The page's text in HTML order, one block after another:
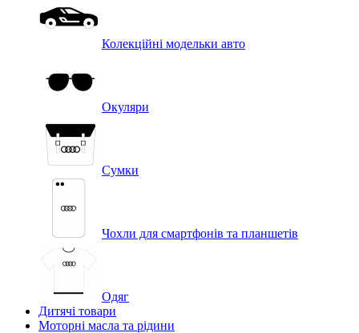
Колекційні модельки авто
Окуляри
Сумки
Чохли для смартфонів та планшетів
Одяг
Дитячі товари
Моторні масла та рідини